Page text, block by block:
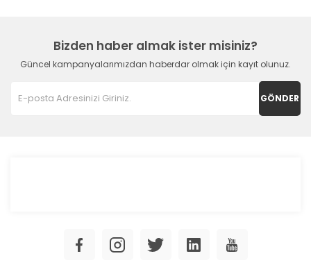
Bizden haber almak ister misiniz?
Güncel kampanyalarımızdan haberdar olmak için kayıt olunuz.
GÖNDER